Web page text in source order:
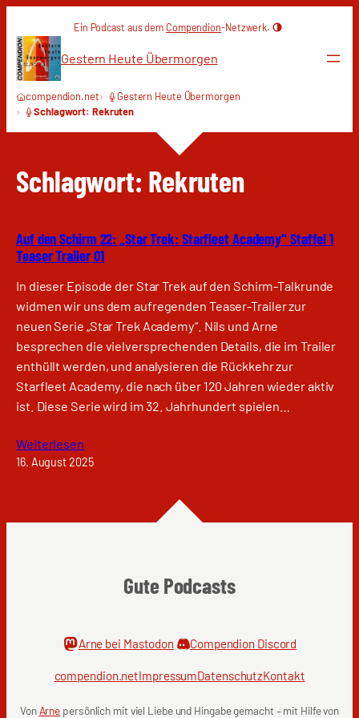
Inhalt
springen
Ein Podcast aus dem Compendion-Netzwerk.
Gestern Heute Übermorgen
compendion.net
Gestern Heute Übermorgen
Schlagwort: Rekruten
Schlagwort: Rekruten
Auf den Schirm 22: „Star Trek: Starfleet Academy“ Staffel 1
Teaser Trailer 01
In dieser Episode der Star Trek auf den Schirm-Talkrunde
widmen wir uns dem aufregenden Teaser-Trailer zur
neuen Serie „Star Trek Academy“. Nils und Arne
besprechen die vielversprechenden Details, die im Trailer
enthüllt werden, und analysieren die Rückkehr zur
Starfleet Academy, die nach über 120 Jahren wieder aktiv
ist. Diese Serie wird im 32. Jahrhundert spielen…
Weiterlesen
16. August 2025
Gute Podcasts
Arne bei Mastodon Compendion Discord
compendion.netImpressumDatenschutzKontakt
VonArne persönlich mit viel Liebe und Hingabe gemacht – mit Hilfe von